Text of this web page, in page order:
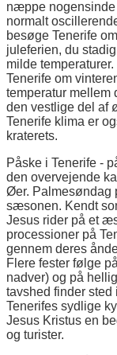
næppe nogensinde
normalt
besøge Tenerife
juleferien, du
milde
Tenerife om
temperatur mellem
den vestlige del af
Tenerife klima er
kraterets.
Påske i Tenerife -
den overvejende
Øer. Palmesøndag
sæsonen. Kendt
Jesus rider på et
processioner på
gennem deres
Flere fester følge
nadver) og på
tavshed finder sted
Tenerifes sydlige
Jesus Kristus en
og turister.